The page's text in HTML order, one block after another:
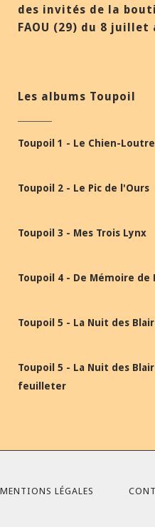
des invités de la
FAOU (29) du 8 juillet
Les albums Toupoil
Toupoil 1 - Le Chien-Loutre
Toupoil 2 - Le Pic de l'Ours
Toupoil 3 - Mes Trois Lynx
Toupoil 4 - De Mémoire de
Toupoil 5 - La Nuit des
Toupoil 5 - La Nuit des
feuilleter
MENTIONS LÉGALES